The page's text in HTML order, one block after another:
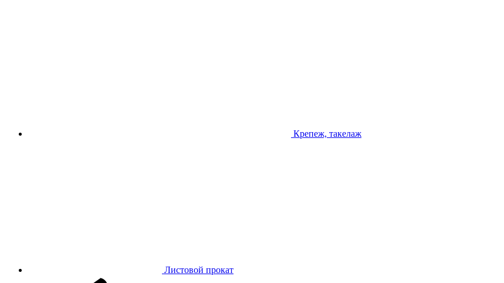
Крепеж, такелаж
Листовой прокат